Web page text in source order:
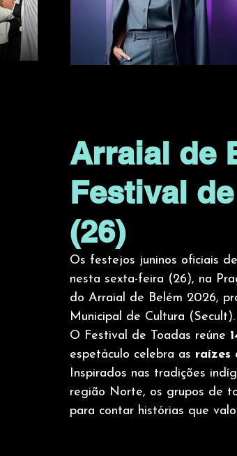
Arraial de
Festival
(26)
Os festejos juninos oficiais
nesta sexta-feira (26), na
do Arraial de Belém 2026,
Municipal de Cultura (Secult).
O Festival de Toadas reúne
espetáculo celebra as raízes
Inspirados nas tradições
região Norte, os grupos de
para contar histórias que